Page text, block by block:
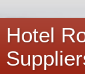
Hotel